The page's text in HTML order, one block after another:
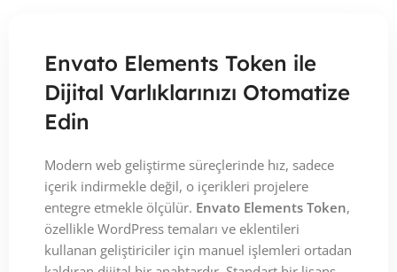
Envato Elements Token ile
Dijital Varlıklarınızı Otomatize
Edin
Modern web geliştirme süreçlerinde hız, sadece
içerik indirmekle değil, o içerikleri projelere
entegre etmekle ölçülür. Envato Elements Token,
özellikle WordPress temaları ve eklentileri
kullanan geliştiriciler için manuel işlemleri ortadan